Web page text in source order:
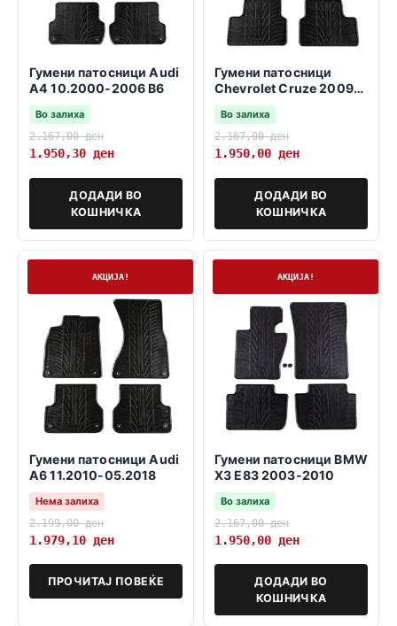
Гумени патосници Audi
A4 10.2000-2006 B6
Во залиха
2.167,00ден
1.950,30 ден
ДОДАДИ ВО
КОШНИЧКА
Гумени патосници
Chevrolet Cruze 2009-
2016
Во залиха
2.167,00ден
1.950,00 ден
ДОДАДИ ВО
КОШНИЧКА
Нема залихаАКЦИЈА!
Гумени патосници Audi
A6 11.2010-05.2018
Нема залиха
2.199,00ден
1.979,10 ден
ПРОЧИТАЈ ПОВЕЌЕ
АКЦИЈА!
Гумени патосници BMW
X3 E83 2003-2010
Во залиха
2.167,00ден
1.950,00 ден
ДОДАДИ ВО
КОШНИЧКА